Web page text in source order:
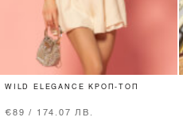
WILD ELEGANCE КРОП-ТОП
€89 / 174.07 ЛВ.